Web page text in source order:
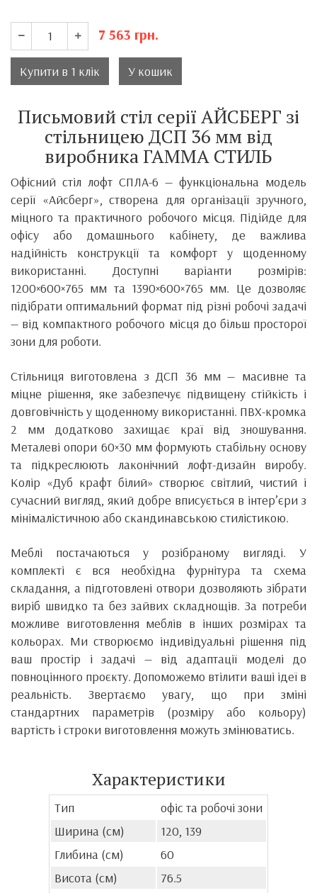
7 563 грн.
Купити в 1 клік У кошик
Письмовий стіл серії АЙСБЕРГ зі
стільницею ДСП 36 мм від
виробника ГАММА СТИЛЬ
Офісний стіл лофт СПЛА-6 — функціональна модель
серії «Айсберг», створена для організації зручного,
міцного та практичного робочого місця. Підійде для
офісу або домашнього кабінету, де важлива
надійність конструкції та комфорт у щоденному
використанні. Доступні варіанти розмірів:
1200×600×765 мм та 1390×600×765 мм. Це дозволяє
підібрати оптимальний формат під різні робочі задачі
— від компактного робочого місця до більш просторої
зони для роботи.
Стільниця виготовлена з ДСП 36 мм — масивне та
міцне рішення, яке забезпечує підвищену стійкість і
довговічність у щоденному використанні. ПВХ-кромка
2 мм додатково захищає краї від зношування.
Металеві опори 60×30 мм формують стабільну основу
та підкреслюють лаконічний лофт-дизайн виробу.
Колір «Дуб крафт білий» створює світлий, чистий і
сучасний вигляд, який добре вписується в інтер’єри з
мінімалістичною або скандинавською стилістикою.
Меблі постачаються у розібраному вигляді. У
комплекті є вся необхідна фурнітура та схема
складання, а підготовлені отвори дозволяють зібрати
виріб швидко та без зайвих складнощів. За потреби
можливе виготовлення меблів в інших розмірах та
кольорах. Ми створюємо індивідуальні рішення під
ваш простір і задачі — від адаптації моделі до
повноцінного проєкту. Допоможемо втілити ваші ідеї в
реальність. Звертаємо увагу, що при зміні
стандартних параметрів (розміру або кольору)
вартість і строки виготовлення можуть змінюватись.
Характеристики
Тип
офіс та робочі зони
Ширина (см)
120, 139
Глибина (см)
60
Висота (см)
76.5